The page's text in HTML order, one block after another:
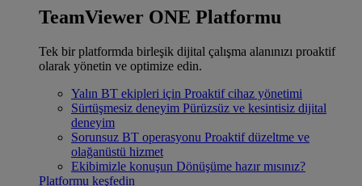
TeamViewer ONE Platformu
Tek bir platformda birleşik dijital çalışma alanınızı proaktif
olarak yönetin ve optimize edin.
Yalın BT ekipleri için Proaktif cihaz yönetimi
Sürtüşmesiz deneyim Pürüzsüz ve kesintisiz dijital
deneyim
Sorunsuz BT operasyonu Proaktif düzeltme ve
olağanüstü hizmet
Ekibimizle konuşun Dönüşüme hazır mısınız?
Platformu keşfedin